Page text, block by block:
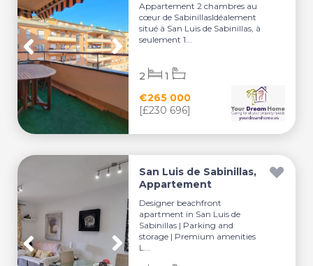
Appartement 2 chambres au
cœur de SabinillasIdéalement
situé à San Luis de Sabinillas, à
seulement 1...
€265 000
[£230 696]
2 1
San Luis de Sabinillas,
Appartement
Designer beachfront
apartment in San Luis de
Sabinillas | Parking and
storage | Premium amenities
L...